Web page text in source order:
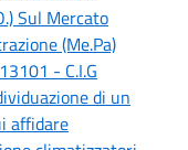
Sul Mercato
(Me.Pa)
- C.I.G
di un
affidare